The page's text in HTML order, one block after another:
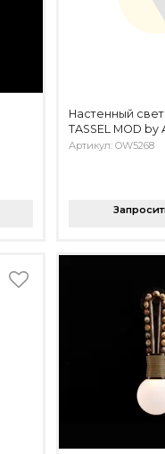
Настенный
TASSEL MOD
Артикул: OW5268